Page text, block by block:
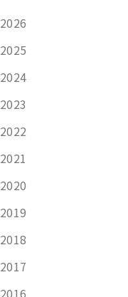
2026
2025
2024
2023
2022
2021
2020
2019
2018
2017
2016